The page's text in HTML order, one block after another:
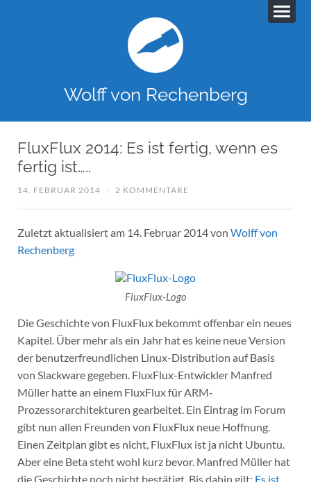
Wolff von Rechenberg
FluxFlux 2014: Es ist fertig, wenn es
fertig ist…..
14. FEBRUAR 2014 / 2 KOMMENTARE
Zuletzt aktualisiert am 14. Februar 2014 von Wolff von
Rechenberg
FluxFlux-Logo
Die Geschichte von FluxFlux bekommt offenbar ein neues
Kapitel. Über mehr als ein Jahr hat es keine neue Version
der benutzerfreundlichen Linux-Distribution auf Basis
von Slackware gegeben. FluxFlux-Entwickler Manfred
Müller hatte an einem FluxFlux für ARM-
Prozessorarchitekturen gearbeitet. Ein Eintrag im Forum
gibt nun allen Freunden von FluxFlux neue Hoffnung.
Einen Zeitplan gibt es nicht, FluxFlux ist ja nicht Ubuntu.
Aber eine Beta steht wohl kurz bevor. Manfred Müller hat
die Geschichte noch nicht bestätigt. Bis dahin gilt: Es ist